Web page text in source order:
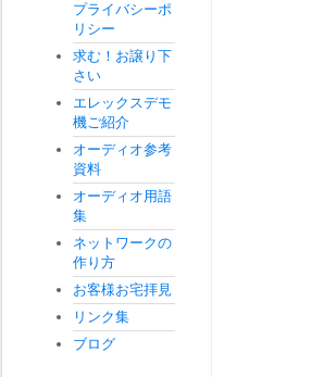
プライバシーポ
リシー
求む！お譲り下
さい
エレックスデモ
機ご紹介
オーディオ参考
資料
オーディオ用語
集
ネットワークの
作り方
お客様お宅拝見
リンク集
ブログ